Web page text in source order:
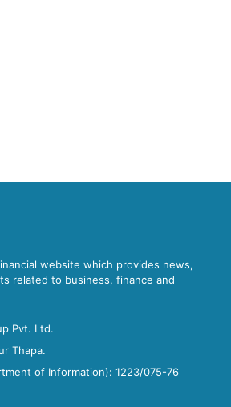
website which provides news,
related to business, finance and
Pvt. Ltd.
Thapa.
of Information): 1223/075-76